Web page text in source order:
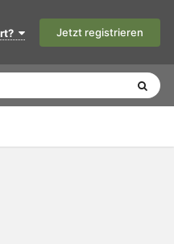
Jetzt registrieren